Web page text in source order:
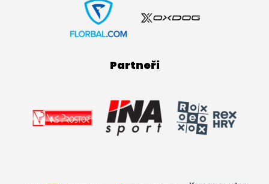
Partneři